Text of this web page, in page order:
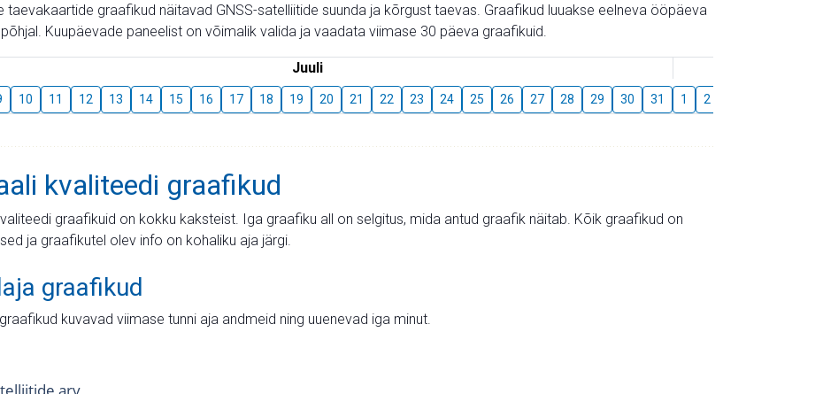
taevakaartide graafikud näitavad GNSS-satelliitide suunda ja kõrgust taevas. Graafikud luuakse eelneva ööpäeva
Kuupäevade paneelist on võimalik valida ja vaadata viimase 30 päeva graafikuid.
Juuli
10 11 12 13 14 15 16 17 18 19 20 21 22 23 24 25 26 27 28 29 30 31 1 2
kvaliteedi graafikud
graafikuid on kokku kaksteist. Iga graafiku all on selgitus, mida antud graafik näitab. Kõik graafikud on
ja graafikutel olev info on kohaliku aja järgi.
graafikud
kuvavad viimase tunni aja andmeid ning uuenevad iga minut.